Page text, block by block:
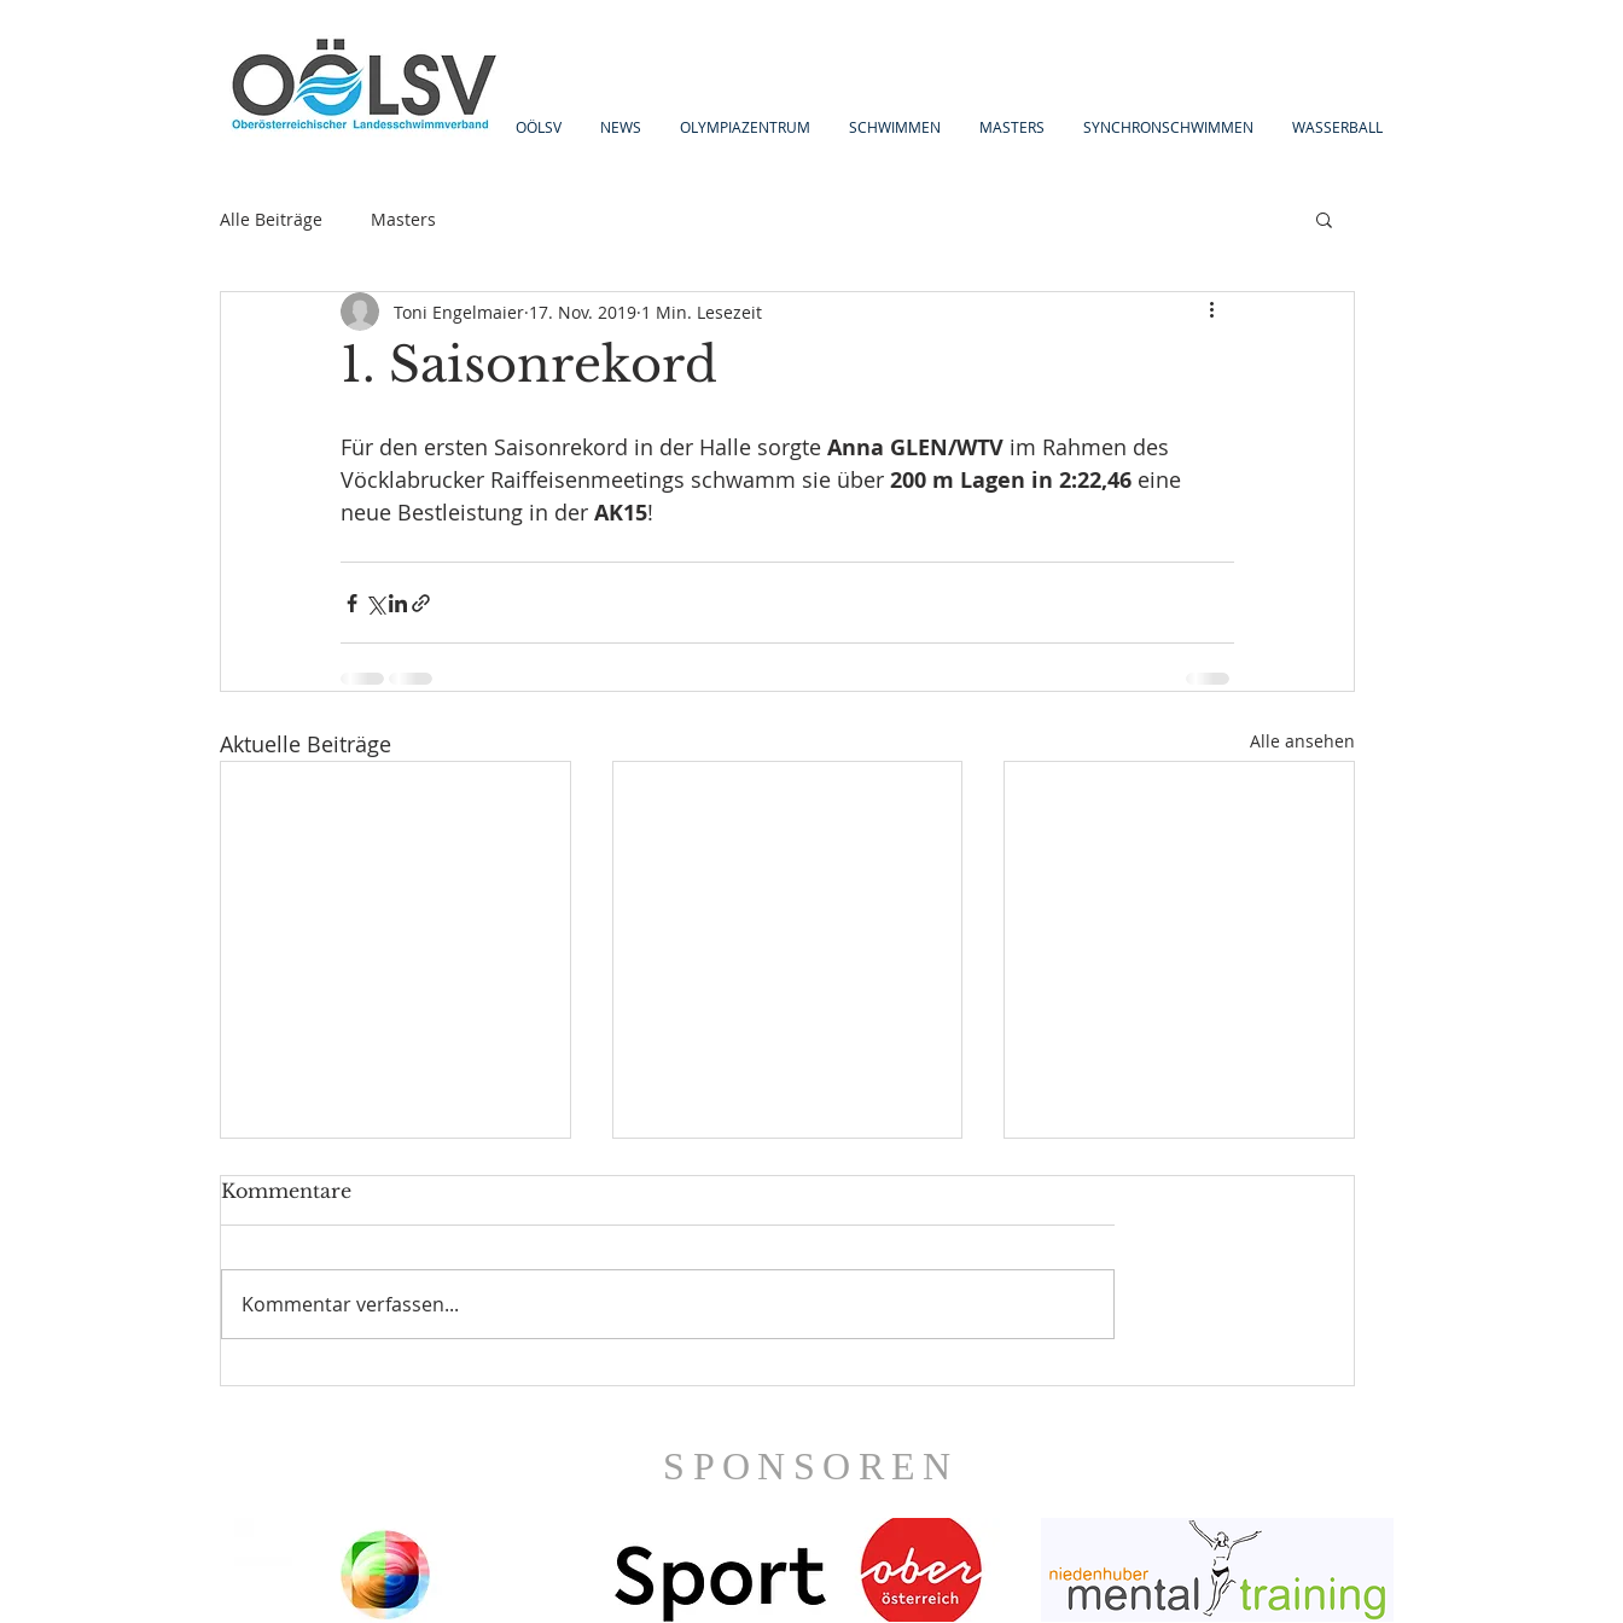
OÖLSV NEWS OLYMPIAZENTRUM SCHWIMMEN MASTERS SYNCHRONSCHWIMMEN WASSERBALL
Alle Beiträge Masters
1. Saisonrekord
Toni Engelmaier 17. Nov. 2019 1 Min. Lesezeit
Für den ersten Saisonrekord in der Halle sorgte Anna GLEN/WTV im Rahmen des
Vöcklabrucker Raiffeisenmeetings schwamm sie über 200 m Lagen in 2:22,46 eine
neue Bestleistung in der AK15!
Aktuelle Beiträge Alle ansehen
Kommentare
Kommentar verfassen...
SPONSOREN